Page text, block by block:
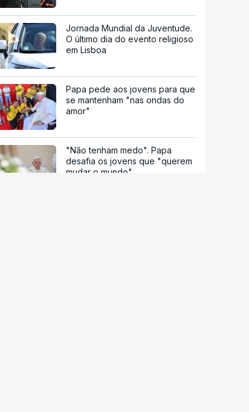
Jornada Mundial da Juventude.
O último dia do evento religioso
em Lisboa
Papa pede aos jovens para que
se mantenham "nas ondas do
amor"
"Não tenham medo". Papa
desafia os jovens que "querem
mudar o mundo"